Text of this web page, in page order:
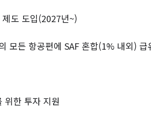
도 도입(2027년~)
모든 항공편에 SAF 혼합(1% 내외) 급
위한 투자 지원